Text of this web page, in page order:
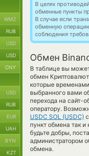
В целях
обменные пункты
В случае если
обменную
соблюдения
Обмен
В таблице вы
обмен
которые
выбранного вами
перехода на сайт-
оператору.
USDC SOL (USDC)
пункт обмена так
будьте добры,
администратором
обмена.
WMZ
RUB
USD
USD
CNY
USD
RUB
EUR
UAH
BYN
KZT